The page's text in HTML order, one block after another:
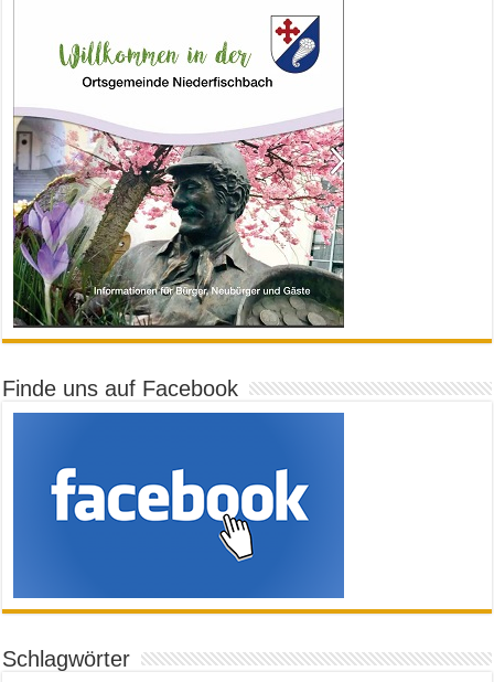
Finde uns auf Facebook
Schlagwörter